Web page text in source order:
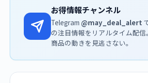
お得情報チャンネル
Telegram @may_deal_alert
の注目情報をリアルタイム配信
商品の動きを見逃さない。